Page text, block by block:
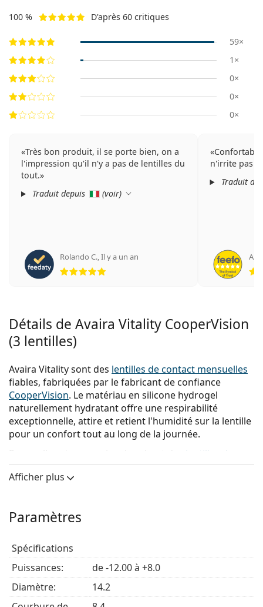
100 % D'après 60 critiques
59×
1×
0×
0×
0×
Très bon produit, il se porte bien, on a
l'impression qu'il n'y a pas de lentilles du
tout.
Traduit depuis
(voir)
Rolando C.,Il y a un an
évaluation 5 sur 5
n'irrite pas
Traduit
Détails de Avaira Vitality CooperVision
(3 lentilles)
Avaira Vitality sont des lentilles de contact mensuelles
fiables, fabriquées par le fabricant de confiance
CooperVision. Le matériau en silicone hydrogel
naturellement hydratant offre une respirabilité
exceptionnelle, attire et retient l'humidité sur la lentille
pour un confort tout au long de la journée.
Pour celles et ceux qui recherchent des
lentilles de
contactalliant confort et clarté visuelle, les lentilles
AvairaVitality constituent une excellente option.
Principaux avantages
Haute respirabilité
l’oxygène favorise des yeux blancs et propre, pour
un confort optimal tout au long de la journée.
Une vision plus nette– Le système de neutralisation
des aberrations permet aux utilisateurs de
Afficher plus
Paramètres
Spécifications
Puissances:
de -12.00 à +8.0
Diamètre:
14.2